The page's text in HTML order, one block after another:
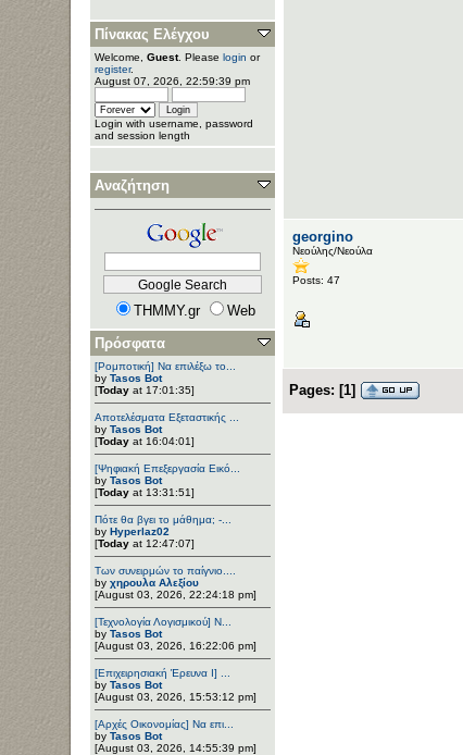
Πίνακας Ελέγχου
Welcome, Guest. Please login or
register.
August 07, 2026, 22:59:39 pm
Login with username, password
and session length
Αναζήτηση
THMMY.gr
Web
Πρόσφατα
[Ρομποτική] Να επιλέξω το...
by Tasos Bot
[Today at 17:01:35]
Αποτελέσματα Εξεταστικής ...
by Tasos Bot
[Today at 16:04:01]
[Ψηφιακή Επεξεργασία Εικό...
by Tasos Bot
[Today at 13:31:51]
Πότε θα βγει το μάθημα; -...
by Hyperlaz02
[Today at 12:47:07]
Των συνειρμών το παίγνιο....
by χηρουλα Αλεξίου
[August 03, 2026, 22:24:18 pm]
[Τεχνολογία Λογισμικού] Ν...
by Tasos Bot
[August 03, 2026, 16:22:06 pm]
[Επιχειρησιακή Έρευνα Ι] ...
by Tasos Bot
[August 03, 2026, 15:53:12 pm]
[Αρχές Οικονομίας] Να επι...
by Tasos Bot
[August 03, 2026, 14:55:39 pm]
georgino
Νεούλης/Νεούλα
Posts: 47
Pages: [1]